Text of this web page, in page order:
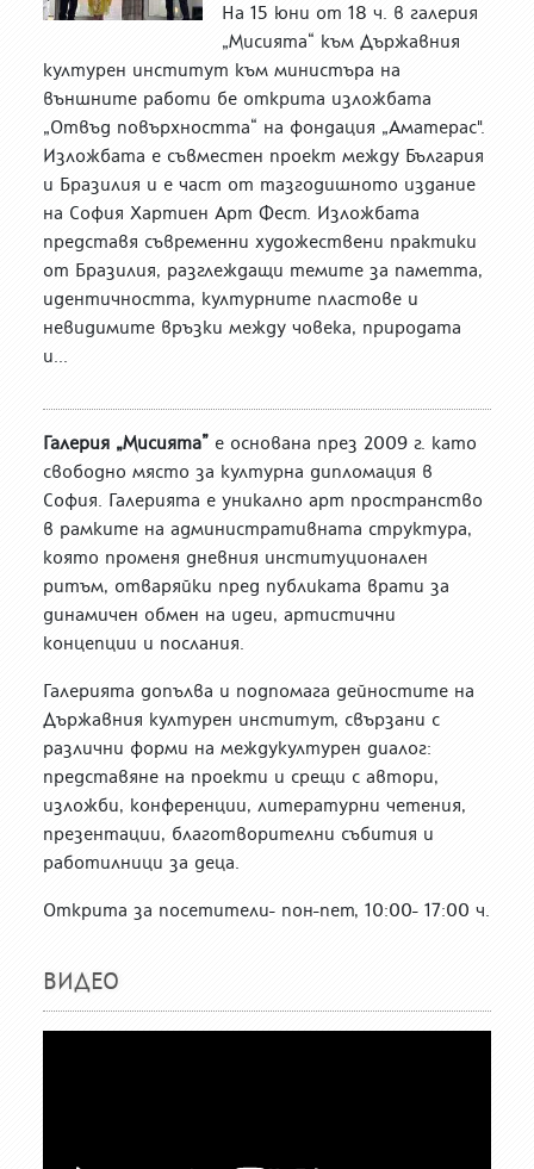
На 15 юни от 18 ч. в галерия
„Мисията“ към Държавния
културен институт към министъра на
външните работи бе открита изложбата
„Отвъд повърхността“ на фондация „Аматерас".
Изложбата е съвместен проект между България
и Бразилия и е част от тазгодишното издание
на София Хартиен Арт Фест. Изложбата
представя съвременни художествени практики
от Бразилия, разглеждащи темите за паметта,
идентичността, културните пластове и
невидимите връзки между човека, природата
и...
Галерия „Мисията” е основана през 2009 г. като
свободно място за културна дипломация в
София. Галерията е уникално арт пространство
в рамките на административната структура,
която променя дневния институционален
ритъм, отваряйки пред публиката врати за
динамичен обмен на идеи, артистични
концепции и послания.
Галерията допълва и подпомага дейностите на
Държавния културен институт, свързани с
различни форми на междукултурен диалог:
представяне на проекти и срещи с автори,
изложби, конференции, литературни четения,
презентации, благотворителни събития и
работилници за деца.
Открита за посетители- пон-пет, 10:00- 17:00 ч.
ВИДЕО